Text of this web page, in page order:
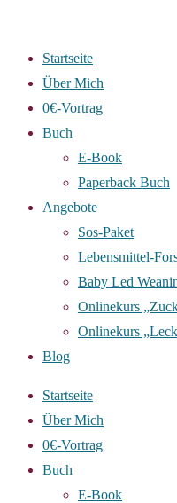
springen
Startseite
Über Mich
0€-Vortrag
Buch
E-Book
Paperback Buch
Angebote
Sos-Paket
Lebensmittel-
Baby Led
Onlinekurs
Onlinekurs
Blog
Startseite
Über Mich
0€-Vortrag
Buch
E-Book